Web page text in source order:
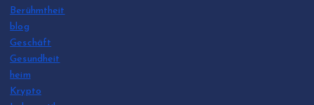
Berühmtheit
blog
Geschäft
Gesundheit
heim
Krypto